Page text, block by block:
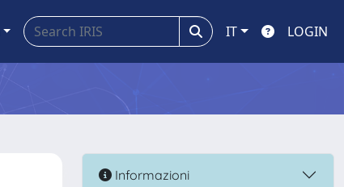
IT LOGIN
Informazioni